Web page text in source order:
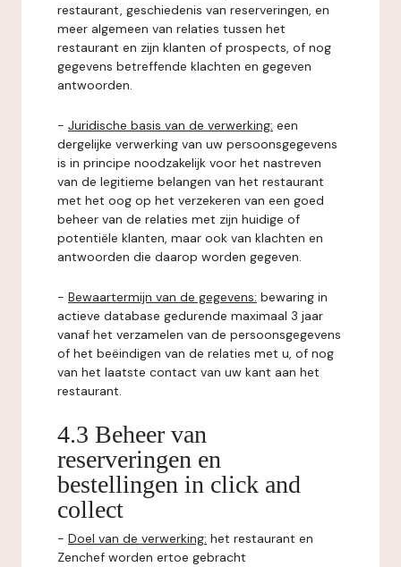
restaurant, geschiedenis van reserveringen, en
meer algemeen van relaties tussen het
restaurant en zijn klanten of prospects, of nog
gegevens betreffende klachten en gegeven
antwoorden.
- Juridische basis van de verwerking: een
dergelijke verwerking van uw persoonsgegevens
is in principe noodzakelijk voor het nastreven
van de legitieme belangen van het restaurant
met het oog op het verzekeren van een goed
beheer van de relaties met zijn huidige of
potentiële klanten, maar ook van klachten en
antwoorden die daarop worden gegeven.
- Bewaartermijn van de gegevens: bewaring in
actieve database gedurende maximaal 3 jaar
vanaf het verzamelen van de persoonsgegevens
of het beëindigen van de relaties met u, of nog
van het laatste contact van uw kant aan het
restaurant.
4.3 Beheer van
reserveringen en
bestellingen in click and
collect
- Doel van de verwerking: het restaurant en
Zenchef worden ertoe gebracht